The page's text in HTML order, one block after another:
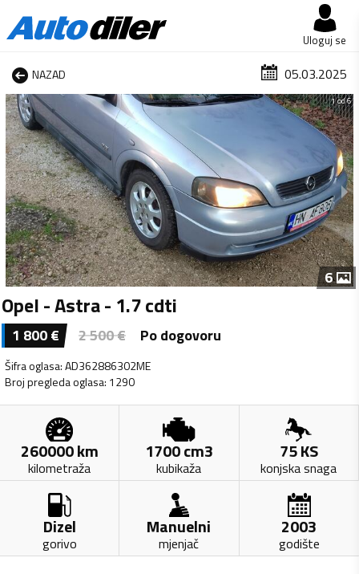
Uloguj se
NAZAD 05.03.2025
1 od 6
6
Opel - Astra - 1.7 cdti
1 800€ 2 500€ Po dogovoru
Šifra oglasa:AD362886302ME
Broj pregleda oglasa: 1290
260000km
kilometraža
1700cm3
kubikaža
75KS
konjska snaga
Dizel
gorivo
Manuelni
mjenjač
2003
godište